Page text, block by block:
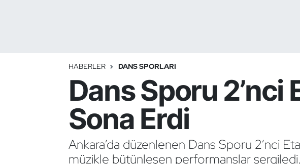
HABERLER DANS SPORLARI
Dans Sporu 2’nci
Sona Erdi
Ankara’da düzenlenen Dans Sporu 2’nci
müzikle bütünleşen performanslar sergiledi.
Bocce Bowling Dart